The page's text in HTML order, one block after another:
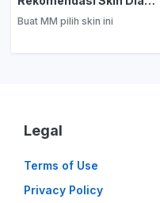
Buat MM pilih skin ini
Legal
Terms of Use
Privacy Policy